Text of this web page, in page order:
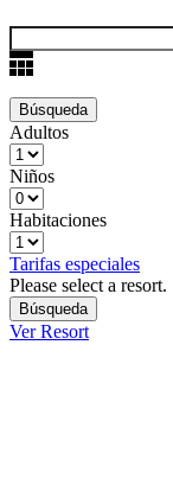
Adultos
Niños
Habitaciones
Tarifas especiales
Please select a resort.
Ver Resort